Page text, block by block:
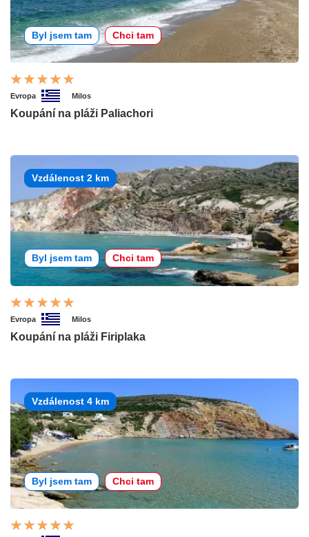
Byl jsem tam Chci tam
Evropa Milos
Koupání na pláži Paliachori
Vzdálenost 2 km
Byl jsem tam Chci tam
Evropa Milos
Koupání na pláži Firiplaka
Vzdálenost 4 km
Byl jsem tam Chci tam